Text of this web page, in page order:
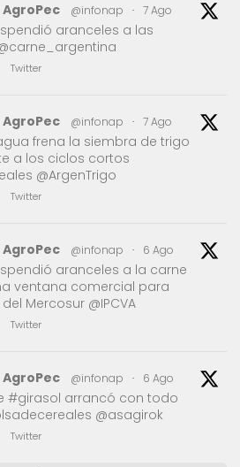
AgroPec @infonap · 7 Ago
aranceles a las
Twitter
AgroPec @infonap · 7 Ago
frena la siembra de trigo
a los ciclos cortos
@ArgenTrigo
Twitter
AgroPec @infonap · 6 Ago
aranceles a la carne
ventana comercial para
Mercosur @IPCVA
Twitter
AgroPec @infonap · 6 Ago
#girasol arrancó con todo
@asagirok
Twitter